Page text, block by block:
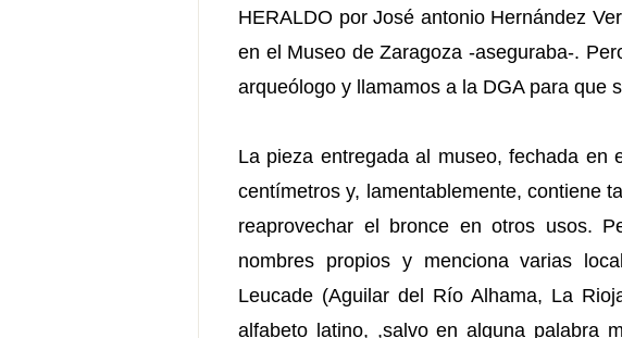
HERALDO por José antonio Hernández
en el Museo de Zaragoza -aseguraba-.
arqueólogo y llamamos a la DGA para que
La pieza entregada al museo, fechada
centímetros y, lamentablemente, contiene
reaprovechar el bronce en otros usos.
nombres propios y menciona varias
Leucade (Aguilar del Río Alhama, La
alfabeto latino, ,salvo en alguna palabra